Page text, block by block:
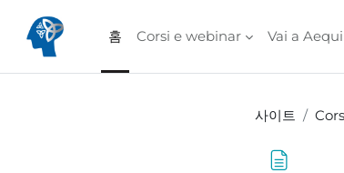
홈
Corsi e webinar Vai a
사이트